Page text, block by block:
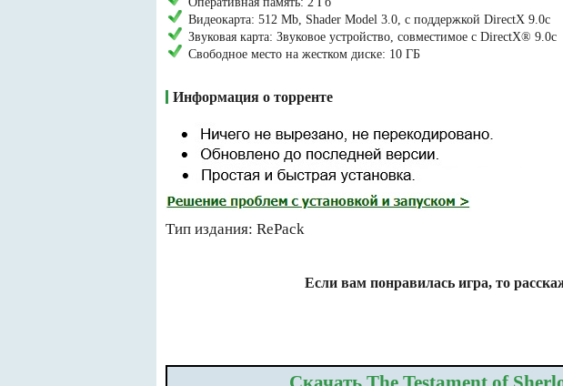
Видеокарта: 512 Mb, Shader Model 3.0, c поддержкой DirectX 9.0c
Звуковая карта: Звуковое устройство, совместимое с DirectX® 9.0с
Свободное место на жестком диске: 10 ГБ
Информация о торренте
Тип издания: RePack
Если вам понравилась игра, то